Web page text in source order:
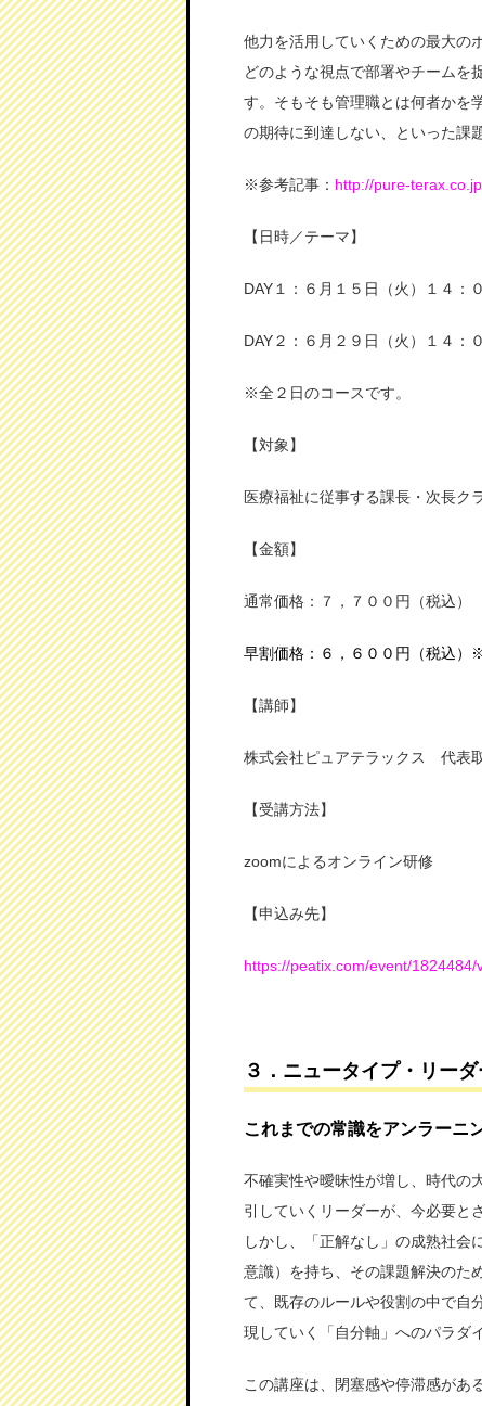
他力を活用していくための最大の
どのような視点で部署やチームを
す。そもそも管理職とは何者かを
の期待に到達しない、といった課
※参考記事： http://pure-
【日時／テーマ】
DAY１：６月１５日（火）１４
DAY２：６月２９日（火）１４
※全２日のコースです。
【対象】
医療福祉に従事する課長・次長ク
【金額】
通常価格：７，７００円（税込）
早割価格：６，６００円（税込）
【講師】
株式会社ピュアテラックス 代表
【受講方法】
zoomによるオンライン研修
【申込み先】
https://peatix.com/event/1824484/
３．ニュータイプ・リー
これまでの常識をアンラーニ
不確実性や曖昧性が増し、時代の
引していくリーダーが、今必要と
しかし、「正解なし」の成熟社会
意識）を持ち、その課題解決のた
て、既存のルールや役割の中で自
現していく「自分軸」へのパラダ
この講座は、閉塞感や停滞感があ